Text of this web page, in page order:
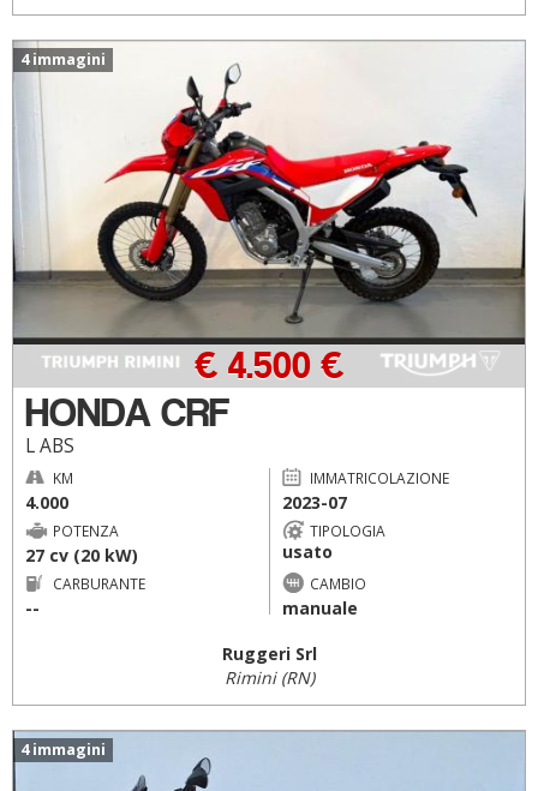
4 immagini
HONDA CRF
L ABS
€ 4.500 €
KM
4.000
IMMATRICOLAZIONE
2023-07
POTENZA
27 cv (20 kW)
TIPOLOGIA
usato
CARBURANTE
--
CAMBIO
manuale
Ruggeri Srl
Rimini (RN)
4 immagini